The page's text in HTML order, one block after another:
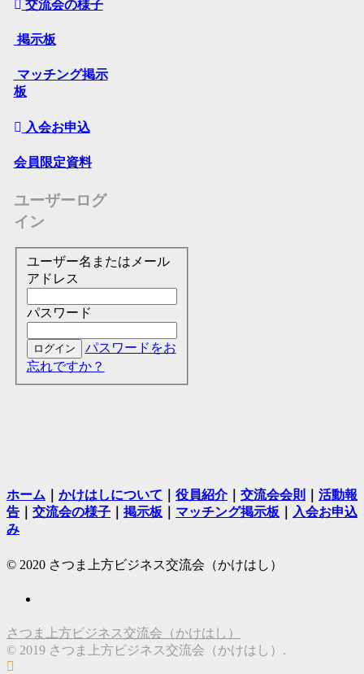
交流会の様子
掲示板
マッチング掲示
板
入会お申込
会員限定資料
ユーザーログ
イン
ユーザー名またはメール
アドレス
パスワード
パスワードをお
忘れですか？
ホーム かけはしについて 役員紹介｜ 交流会会則
活動報
告
交流会の様子 掲示板 マッチング掲示板
入会お申込
み
© 2020 さつま上方ビジネス交流会（かけはし）
さつま上方ビジネス交流会（かけはし）
© 2019 さつま上方ビジネス交流会（かけはし）.